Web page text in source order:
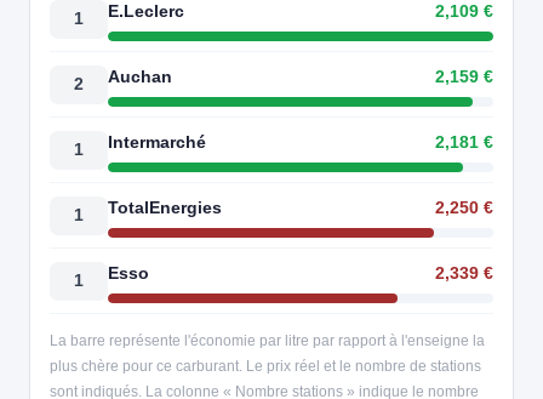
1 E.Leclerc 2,109 €
2 Auchan 2,159 €
1 Intermarché 2,181 €
1 TotalEnergies 2,250 €
1 Esso 2,339 €
La barre représente l'économie par litre par rapport à l'enseigne la
plus chère pour ce carburant. Le prix réel et le nombre de stations
sont indiqués. La colonne « Nombre stations » indique le nombre